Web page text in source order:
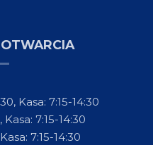
Kasa: 7:15-14:30
7:15-14:30
7:15-14:30